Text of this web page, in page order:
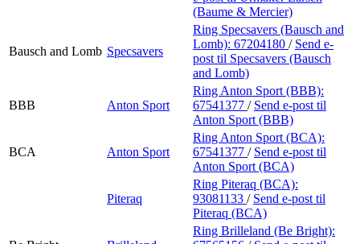
(Baume & Mercier)
Bausch and Lomb Specsavers
Ring Specsavers (Bausch and
Lomb): 67204180 / Send e-
post til Specsavers (Bausch
and Lomb)
BBB Anton Sport
Ring Anton Sport (BBB):
67541377 / Send e-post til
Anton Sport (BBB)
BCA Anton Sport
Ring Anton Sport (BCA):
67541377 / Send e-post til
Anton Sport (BCA)
Piteraq
Ring Piteraq (BCA):
93081133 / Send e-post til
Piteraq (BCA)
Ring Brilleland (Be Bright):